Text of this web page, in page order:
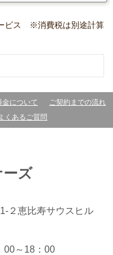
ビス ※消費税は別途計算
金について
ご契約までの流れ
くあるご質問
ーズ
２恵比寿サウスヒル
～18：00